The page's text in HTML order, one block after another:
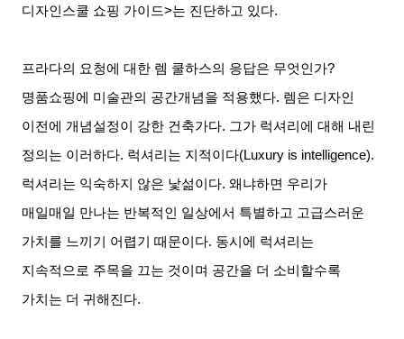
디자인스쿨 쇼핑 가이드>는 진단하고 있다.
프라다의 요청에 대한 렘 쿨하스의 응답은 무엇인가?
명품쇼핑에 미술관의 공간개념을 적용했다. 렘은 디자인
이전에 개념설정이 강한 건축가다. 그가 럭셔리에 대해 내린
정의는 이러하다. 럭셔리는 지적이다(Luxury is intelligence).
럭셔리는 익숙하지 않은 낯섦이다.왜냐하면 우리가
매일매일 만나는 반복적인 일상에서 특별하고 고급스러운
가치를 느끼기 어렵기 때문이다. 동시에 럭셔리는
지속적으로 주목을 끄는 것이며 공간을 더 소비할수록
가치는 더 귀해진다.